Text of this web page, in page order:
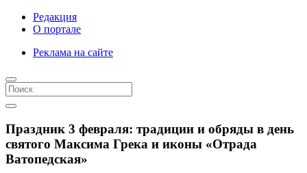
Редакция
О портале
Реклама на сайте
Праздник 3 февраля: традиции и обряды в день
святого Максима Грека и иконы «Отрада
Ватопедская»